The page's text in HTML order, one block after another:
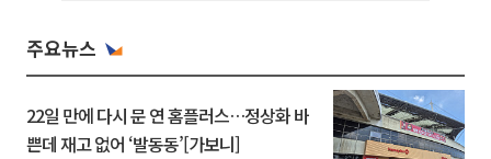
주요뉴스
22일 만에 다시 문 연 홈플러스…정상화 바
쁜데 재고 없어 ‘발동동’[가보니]